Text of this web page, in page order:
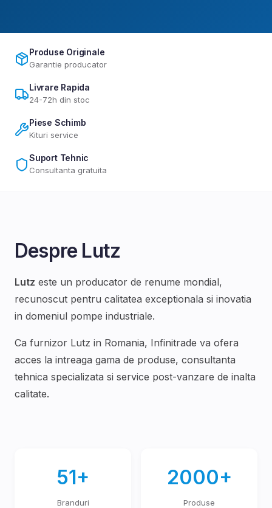
Produse Originale
Garantie producator
Livrare Rapida
24-72h din stoc
Piese Schimb
Kituri service
Suport Tehnic
Consultanta gratuita
Despre Lutz
Lutz este un producator de renume mondial,
recunoscut pentru calitatea exceptionala si inovatia
in domeniul pompe industriale.
Ca furnizor Lutz in Romania, Infinitrade va ofera
acces la intreaga gama de produse, consultanta
tehnica specializata si service post-vanzare de inalta
calitate.
51+
Branduri
2000+
Produse